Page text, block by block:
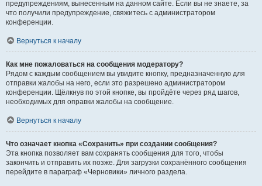
предупреждениям, вынесенным на данном сайте. Если вы не знаете, за
что получили предупреждение, свяжитесь с администратором
конференции.
Вернуться к началу
Как мне пожаловаться на сообщения модератору?
Рядом с каждым сообщением вы увидите кнопку, предназначенную для
отправки жалобы на него, если это разрешено администратором
конференции. Щёлкнув по этой кнопке, вы пройдёте через ряд шагов,
необходимых для оправки жалобы на сообщение.
Вернуться к началу
Что означает кнопка «Сохранить» при создании сообщения?
Эта кнопка позволяет вам сохранять сообщения для того, чтобы
закончить и отправить их позже. Для загрузки сохранённого сообщения
перейдите в параграф «Черновики» личного раздела.